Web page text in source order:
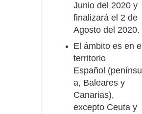
Junio del 2020 y
finalizará el 2 de
Agosto del 2020.
El ámbito es en el
territorio
Español (penínsul
a, Baleares y
Canarias),
excepto Ceuta y